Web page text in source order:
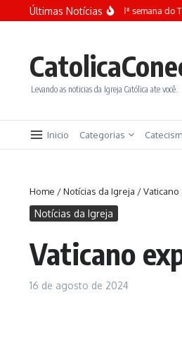
Ir para o conteúdo
Últimas Notícias
Terça-feira da 13ª semana do
Levando as noticias da Igreja Católica ate você.
Inicio Categorias
Home /Notícias da Igreja /Vaticano
Notícias da Igreja
Vaticano
16 de agosto de 2024